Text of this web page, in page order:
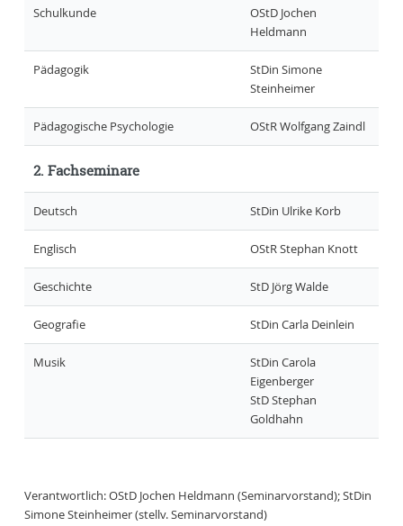
Schulkunde
OStD Jochen
Heldmann
Pädagogik
StDin Simone
Steinheimer
Pädagogische Psychologie OStR Wolfgang Zaindl
2. Fachseminare
Deutsch StDin Ulrike Korb
Englisch OStR Stephan Knott
Geschichte StD Jörg Walde
Geografie StDin Carla Deinlein
Musik
StDin Carola
Eigenberger
StD Stephan
Goldhahn
Verantwortlich: OStD Jochen Heldmann (Seminarvorstand); StDin
Simone Steinheimer (stellv. Seminarvorstand)